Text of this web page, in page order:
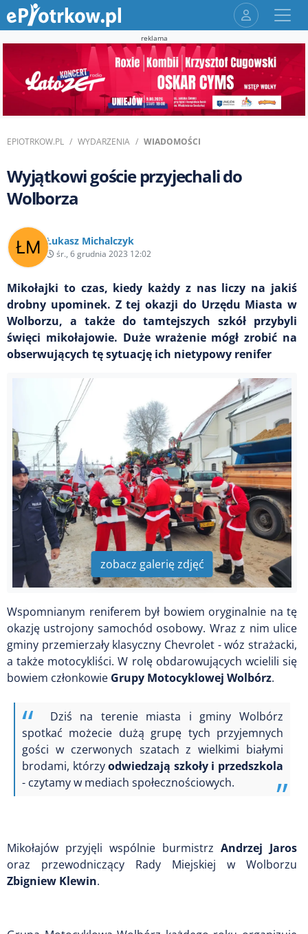
reklama
EPIOTRKOW.PL WYDARZENIA WIADOMOŚCI
Wyjątkowi goście przyjechali do
Wolborza
Łukasz Michalczyk
śr., 6 grudnia 2023 12:02
Mikołajki to czas, kiedy każdy z nas liczy na jakiś
drobny upominek. Z tej okazji do Urzędu Miasta w
Wolborzu, a także do tamtejszych szkół przybyli
święci mikołajowie. Duże wrażenie mógł zrobić na
obserwujących tę sytuację ich nietypowy renifer
zobacz galerię zdjęć
Wspomnianym reniferem był bowiem oryginalnie na tę
okazję ustrojony samochód osobowy. Wraz z nim ulice
gminy przemierzały klasyczny Chevrolet - wóz strażacki,
a także motocykliści. W rolę obdarowujących wcielili się
bowiem członkowie Grupy Motocyklowej Wolbórz.
Dziś na terenie miasta i gminy Wolbórz
spotkać możecie dużą grupę tych przyjemnych
gości w czerwonych szatach z wielkimi białymi
brodami, którzyodwiedzają szkoły i przedszkola
- czytamy w mediach społecznościowych.
Mikołajów przyjęli wspólnie burmistrz Andrzej Jaros
oraz przewodniczący Rady Miejskiej w Wolborzu
Zbigniew Klewin.